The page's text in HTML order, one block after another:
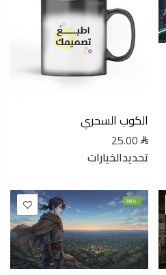
الكوب السحري
25.00
تحديدالخيارات
-30%